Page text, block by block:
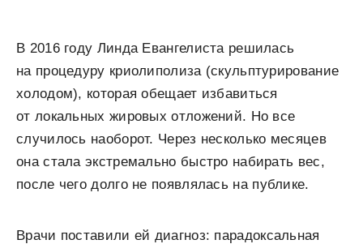
В 2016 году Линда Евангелиста решилась
на процедуру криолиполиза (скульптурирование
холодом), которая обещает избавиться
от локальных жировых отложений. Но все
случилось наоборот. Через несколько месяцев
она стала экстремально быстро набирать вес,
после чего долго не появлялась на публике.
Врачи поставили ей диагноз: парадоксальная